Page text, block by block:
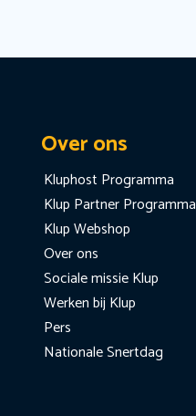
Over ons
Kluphost Programma
Klup Partner Programma
Klup Webshop
Over ons
Sociale missie Klup
Werken bij Klup
Pers
Nationale Snertdag